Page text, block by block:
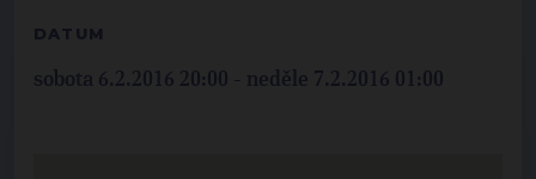
DATUM
sobota 6.2.2016 20:00 - neděle 7.2.2016 01:00